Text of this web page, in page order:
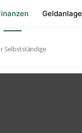
Geldanlage
Selbstständige